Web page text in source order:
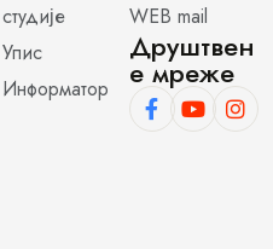
студије
Упис
Информатор
WEB mail
Друштвен
е мреже